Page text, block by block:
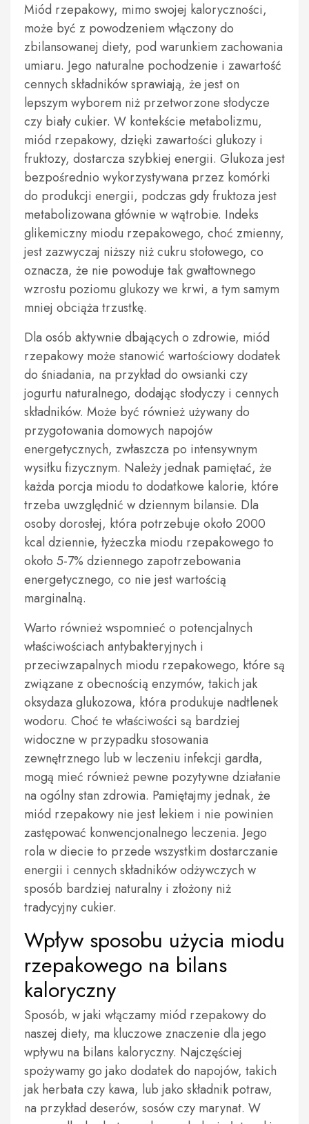
Miód rzepakowy, mimo swojej kaloryczności,
może być z powodzeniem włączony do
zbilansowanej diety, pod warunkiem zachowania
umiaru. Jego naturalne pochodzenie i zawartość
cennych składników sprawiają, że jest on
lepszym wyborem niż przetworzone słodycze
czy biały cukier. W kontekście metabolizmu,
miód rzepakowy, dzięki zawartości glukozy i
fruktozy, dostarcza szybkiej energii. Glukoza jest
bezpośrednio wykorzystywana przez komórki
do produkcji energii, podczas gdy fruktoza jest
metabolizowana głównie w wątrobie. Indeks
glikemiczny miodu rzepakowego, choć zmienny,
jest zazwyczaj niższy niż cukru stołowego, co
oznacza, że nie powoduje tak gwałtownego
wzrostu poziomu glukozy we krwi, a tym samym
mniej obciąża trzustkę.
Dla osób aktywnie dbających o zdrowie, miód
rzepakowy może stanowić wartościowy dodatek
do śniadania, na przykład do owsianki czy
jogurtu naturalnego, dodając słodyczy i cennych
składników. Może być również używany do
przygotowania domowych napojów
energetycznych, zwłaszcza po intensywnym
wysiłku fizycznym. Należy jednak pamiętać, że
każda porcja miodu to dodatkowe kalorie, które
trzeba uwzględnić w dziennym bilansie. Dla
osoby dorosłej, która potrzebuje około 2000
kcal dziennie, łyżeczka miodu rzepakowego to
około 5-7% dziennego zapotrzebowania
energetycznego, co nie jest wartością
marginalną.
Warto również wspomnieć o potencjalnych
właściwościach antybakteryjnych i
przeciwzapalnych miodu rzepakowego, które są
związane z obecnością enzymów, takich jak
oksydaza glukozowa, która produkuje nadtlenek
wodoru. Choć te właściwości są bardziej
widoczne w przypadku stosowania
zewnętrznego lub w leczeniu infekcji gardła,
mogą mieć również pewne pozytywne działanie
na ogólny stan zdrowia. Pamiętajmy jednak, że
miód rzepakowy nie jest lekiem i nie powinien
zastępować konwencjonalnego leczenia. Jego
rola w diecie to przede wszystkim dostarczanie
energii i cennych składników odżywczych w
sposób bardziej naturalny i złożony niż
tradycyjny cukier.
Wpływ sposobu użycia miodu
rzepakowego na bilans
kaloryczny
Sposób, w jaki włączamy miód rzepakowy do
naszej diety, ma kluczowe znaczenie dla jego
wpływu na bilans kaloryczny. Najczęściej
spożywamy go jako dodatek do napojów, takich
jak herbata czy kawa, lub jako składnik potraw,
na przykład deserów, sosów czy marynat. W